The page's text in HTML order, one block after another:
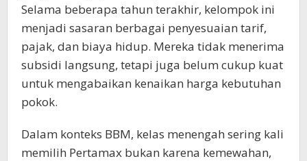
Selama beberapa tahun terakhir, kelompok ini
menjadi sasaran berbagai penyesuaian tarif,
pajak, dan biaya hidup. Mereka tidak menerima
subsidi langsung, tetapi juga belum cukup kuat
untuk mengabaikan kenaikan harga kebutuhan
pokok.
Dalam konteks BBM, kelas menengah sering kali
memilih Pertamax bukan karena kemewahan,